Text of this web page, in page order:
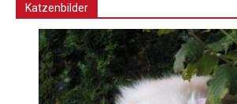
Katzenbilder